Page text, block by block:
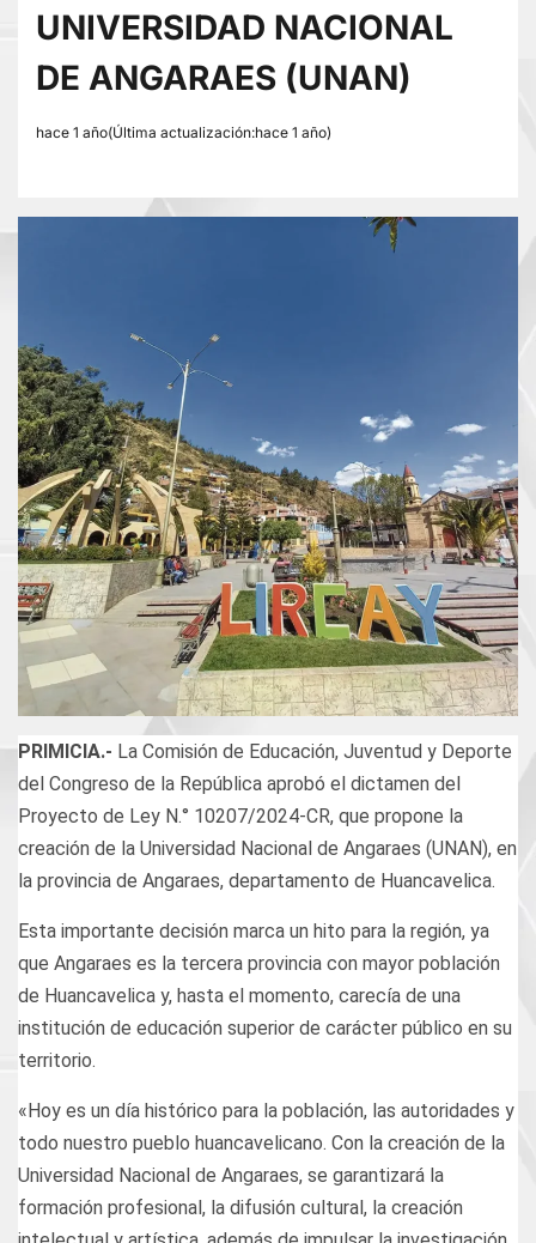
UNIVERSIDAD NACIONAL
DE ANGARAES (UNAN)
hace 1 año(Última actualización:hace 1 año)
PRIMICIA.- La Comisión de Educación, Juventud y Deporte
del Congreso de la República aprobó el dictamen del
Proyecto de Ley N.° 10207/2024-CR, que propone la
creación de la Universidad Nacional de Angaraes (UNAN), en
la provincia de Angaraes, departamento de Huancavelica.
Esta importante decisión marca un hito para la región, ya
que Angaraes es la tercera provincia con mayor población
de Huancavelica y, hasta el momento, carecía de una
institución de educación superior de carácter público en su
territorio.
«Hoy es un día histórico para la población, las autoridades y
todo nuestro pueblo huancavelicano. Con la creación de la
Universidad Nacional de Angaraes, se garantizará la
formación profesional, la difusión cultural, la creación